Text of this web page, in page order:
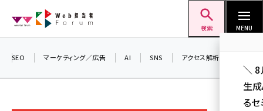
ン
検索 MENU
SEO マーケティング／広告 AI SNS アクセス解析／データ分析
＼ 8
生
る